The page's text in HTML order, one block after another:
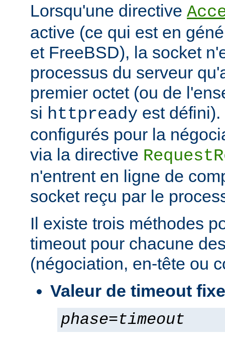
Lorsqu'une directive
active (ce qui est en
et FreeBSD), la socket
processus du serveur
premier octet (ou de
si httpready est
configurés pour la
via la directive
n'entrent en ligne de
socket reçu par le
Il existe trois méthodes
timeout pour chacune
(négociation, en-tête ou
Valeur de timeout fixe
phase=timeout